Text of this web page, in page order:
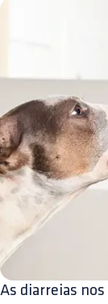
As diarreias